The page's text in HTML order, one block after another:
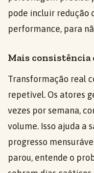
pode incluir redução
performance, para
Mais consistência
Transformação real
repetível. Os atores
vezes por semana,
volume. Isso ajuda a
progresso
parou, entende o